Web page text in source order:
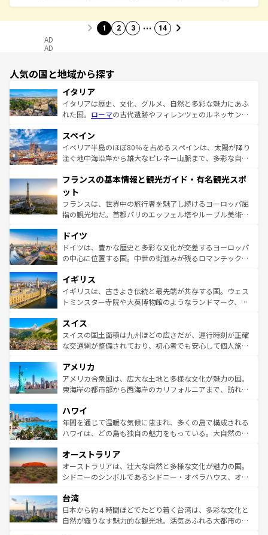
1 2 3 … 14
AD
AD
人気の国と地域から探す
イタリア
イタリアは歴史、文化、グルメ、自然と多彩な魅力にあふ
れた国。 ローマの古代遺跡やフィレンツェのルネッサンス
ろん、トスカーナの美しい田園風景やアマルフィ海岸の絶
景など、自然景観も見逃せない。観光の合間には、本場の
ピザやパスタなど、絶品のイタリア料理を堪能することも
ませてくれるイタリアで、忘れられない旅をしてみよう！
なお、新着のイタリア情報は
しい。
スペイン
イベリア半島のほぼ80％を占めるスペインは、太陽が降り
注ぐ地中海沿岸から雄大なピレネー山脈まで、多彩な自然
文化が根付くこの国では、情熱的なフラメンコ、熱気あふ
れる闘牛、そして美味しいタパスが生活の一部となってい
る。首都マドリードの洗練された雰囲気や、バルセロナの
アートに溢れた街角から、地方では古代ローマ遺跡や中世
せる。地方によって風土や気候が異なるスペインはその個
性で訪れる人を魅了する。 なお、新着のスペイン情報は コ
ンテンツ一覧を参照してほしい。
フランスの基本情報と観光ガイド・有名観光スポ
ット
フランスは、世界中の旅行者を魅了し続けるヨーロッパ屈
指の観光地だ。首都パリのエッフェル塔やルーブル美術館
で、幅広い魅力が詰まっている。華麗な宮殿、歴史的な大
聖堂、美しいビーチ、そして豊かな自然が、訪れる者を心
から魅了する。また、フランスは美食の国としても知ら
いる。シャンパンの発祥地であるランス、プロヴァンスの
香り高いラベンダー畑など、多彩な楽しみ方が可能だ。さ
らに、パリ以外の地域にも魅力が溢れており、どの街角に
れる地方に足を運ぶとそれぞれで全く異なる文化を体験で
きるだろう。 なお、新着のフランス情報はコンテンツ一覧
を参照してほしい。
ドイツ
ドイツは、豊かな歴史と多彩な文化が交差するヨーロッパ
の中心に位置する国。中世の街並みが残るロマンチック街
顔を持つこの国は、どこを歩いても飽きることがない。ベ
ルリンの文化的活気、バイエルン州のアルプスの絶景、そ
してライン川沿いのワイン畑といった風景は必見。ビール
は、お酒好きな人にはぜひ体験してほしい。 なお、新着の
ドイツ情報はコンテンツ一覧を参照してほしい。
イギリス
イギリスは、古きよき伝統と最先端が共存する国。ウェス
トミンスター寺院や大英博物館のようなランドマーク、歴
リアごとに異なる魅力がある。また、優雅なアフタヌーン
ティー、ビール好きにはたまらない英国パブ、サッカー観
戦など、本場だからこそできる体験も豊富。イギリスを旅
ンツ一覧を参照してほしい。
スイス
スイスの国土面積は九州ほどの広さだが、運行時刻が正確
な交通網が整備されており、初心者でも安心して個人旅行
の建物がそのまま残る町や、スイスならではのユニークな
博物館もあり、アルプス観光だけでなく町歩きも満喫する
ことができる。国民の所得が高いため物価も高いが、旅行
ば市内交通費無料で観光を楽しむこともできる。 なお、新
着のスイス情報はコンテンツ一覧 を参照してほしい。
アメリカ
アメリカ合衆国は、広大な土地と多様な文化が魅力の国。
東海岸の都市部から西海岸のカリフォルニアまで、訪れる
のような巨大都市は、観光、ショッピング、エンターテイ
ンメントが詰まった刺激的なスポットだ。一方、アメリカ
西部には大自然が広がり、グランドキャニオンやイエロー
部のニューオーリンズでは、音楽と美食が融合した独特の
文化が魅力。旅行者はアメリカの各地域で異なる魅力を楽
しみながら、その多様性と豊かな歴史を感じることができ
ならではの贅沢な旅のスタイルだ。 なお、新着のアメリカ
情報はコンテンツ一覧を参照してほしい。
ハワイ
年間を通じて温暖な気候に恵まれ、多くの島で構成される
ハワイは、どの島も独自の魅力をもっている。大自然の神
ワイ島は見逃せない。また、定番の観光地といえばオアフ
島だが、静かな自然を求めるならマウイ島やカウアイ島が
おすすめ。エメラルドグリーンに輝く海をはじめ、豊かな
れるおもてなしの心で訪れる人々を迎えてくれるハワイの
人々、おいしいローカルフードやハワイアンミュージッ
ク、伝統的なフラダンスなど、すべてがハワイの魅力を彩
オーストラリア
オーストラリアは、壮大な自然と多様な文化が魅力の国。
シドニーのシンボルであるシドニー・オペラハウス、オー
リアリーフや大陸中央部にそびえるウルル（エアーズロッ
ク）、タスマニアの美しい原生林やケアンズの熱帯雨林な
ど、見どころがたくさん。また、カフェやワイン、オージ
台湾
日本から約４時間ほどでたどり着く台湾は、多彩な文化と
自然が織りなす魅力的な観光地。活気あふれる大都市の台